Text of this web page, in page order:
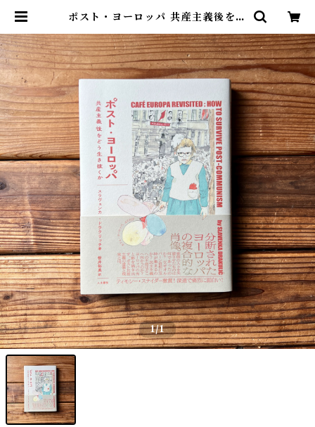
ポスト・ヨーロッパ 共産主義後をど
リッチ, 栃井 裕美(訳) | 尾鷲市九鬼
町 漁村の本屋 トンガ坂文庫
1/1